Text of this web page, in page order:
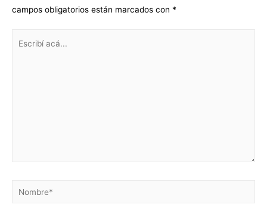
campos obligatorios están marcados con *